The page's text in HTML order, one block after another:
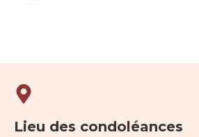
Lieu des condoléances